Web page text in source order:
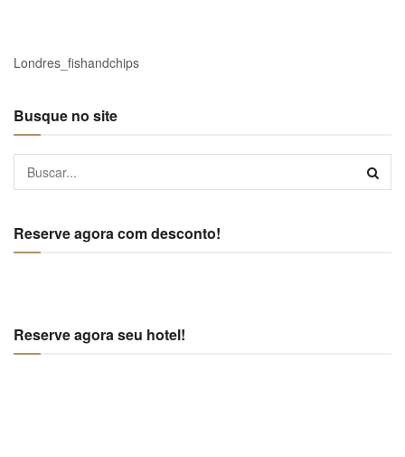
Londres_fishandchips
Busque no site
Reserve agora com desconto!
Reserve agora seu hotel!